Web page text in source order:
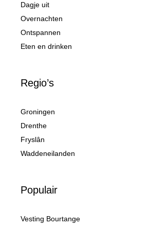
Dagje uit
Overnachten
Ontspannen
Eten en drinken
Regio’s
Groningen
Drenthe
Fryslân
Waddeneilanden
Populair
Vesting Bourtange